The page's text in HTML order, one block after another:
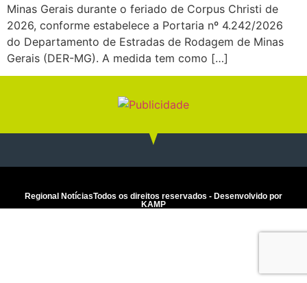
Minas Gerais durante o feriado de Corpus Christi de
2026, conforme estabelece a Portaria nº 4.242/2026
do Departamento de Estradas de Rodagem de Minas
Gerais (DER-MG). A medida tem como […]
Regional NotíciasTodos os direitos reservados - Desenvolvido por
KAMP